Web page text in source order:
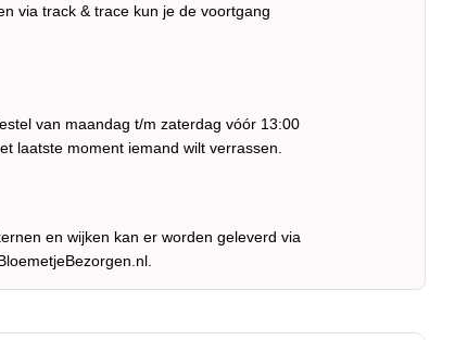
via track & trace kun je de voortgang
van maandag t/m zaterdag vóór 13:00
laatste moment iemand wilt verrassen.
en wijken kan er worden geleverd via